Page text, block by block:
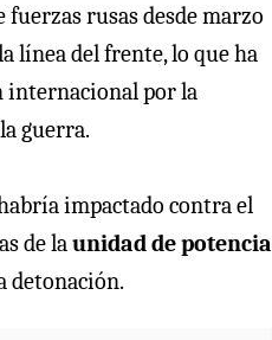
rusas desde marzo
línea del frente, lo que ha
internacional por la
guerra.
impactado contra el
de launidad de potencia
detonación.